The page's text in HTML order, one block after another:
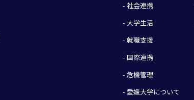
- 社会連携
- 大学生活
- 就職支援
- 国際連携
- 危機管理
- 愛媛大学について